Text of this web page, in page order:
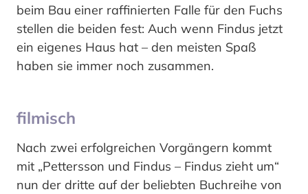
beim Bau einer raffinierten Falle für den Fuchs
stellen die beiden fest: Auch wenn Findus jetzt
ein eigenes Haus hat – den meisten Spaß
haben sie immer noch zusammen.
filmisch
Nach zwei erfolgreichen Vorgängern kommt
mit „Pettersson und Findus – Findus zieht um“
nun der dritte auf der beliebten Buchreihe von